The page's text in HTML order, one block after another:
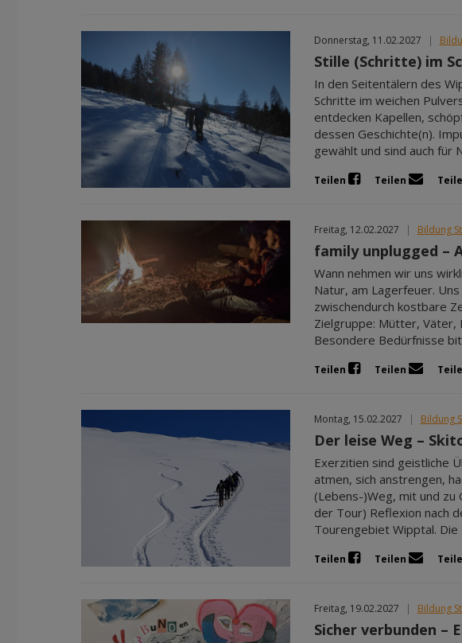
Donnerstag, 11.02.2027 |
Stille (Schritte) im
In den Seitentälern des
Schritte im weichen
entdecken Kapellen,
dessen Geschichte(n).
gewählt und sind auch für
Teilen Teilen
Freitag, 12.02.2027 | Bildung
family unplugged –
Wann nehmen wir uns
Natur, am Lagerfeuer.
zwischendurch kostbare
Zielgruppe: Mütter, Väter,
Besondere Bedürfnisse
Teilen Teilen
Montag, 15.02.2027 | Bildung
Der leise Weg –
Exerzitien sind geistliche
atmen, sich anstrengen,
(Lebens-)Weg, mit und
der Tour) Reflexion nach
Tourengebiet Wipptal. Die
Teilen Teilen
Freitag, 19.02.2027 | Bildung
Sicher verbunden –